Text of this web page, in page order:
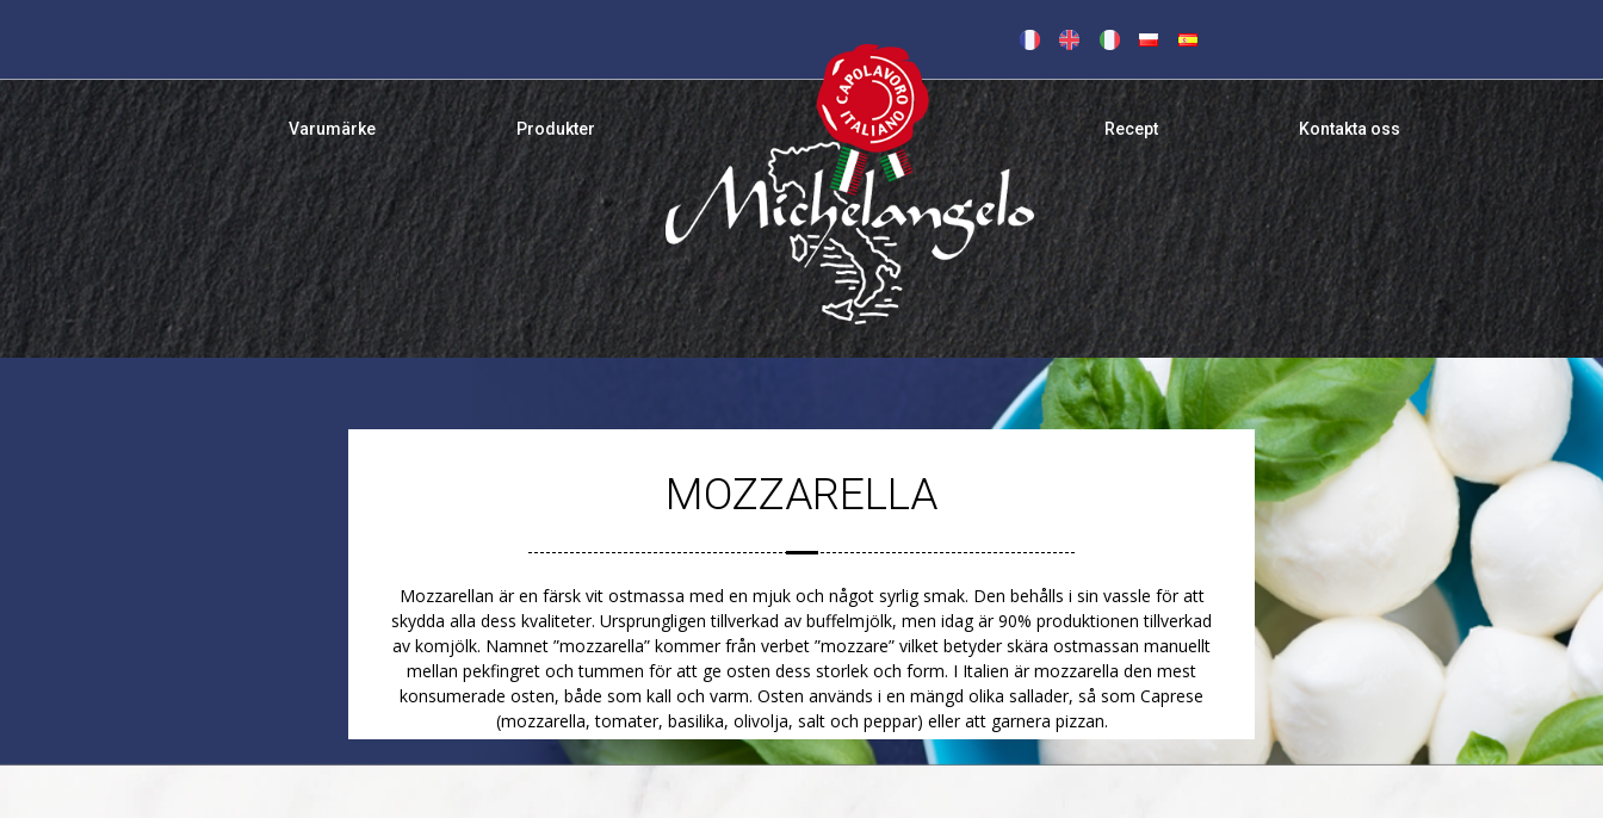
Varumärke Produkter Recept Kontakta oss
MOZZARELLA
Mozzarellan är en färsk vit ostmassa med en mjuk och något syrlig smak. Den behålls i sin vassle för att
skydda alla dess kvaliteter. Ursprungligen tillverkad av buffelmjölk, men idag är 90% produktionen tillverkad
av komjölk. Namnet ”mozzarella” kommer från verbet ”mozzare” vilket betyder skära ostmassan manuellt
mellan pekfingret och tummen för att ge osten dess storlek och form. I Italien är mozzarella den mest
konsumerade osten, både som kall och varm. Osten används i en mängd olika sallader, så som Caprese
(mozzarella, tomater, basilika, olivolja, salt och peppar) eller att garnera pizzan.